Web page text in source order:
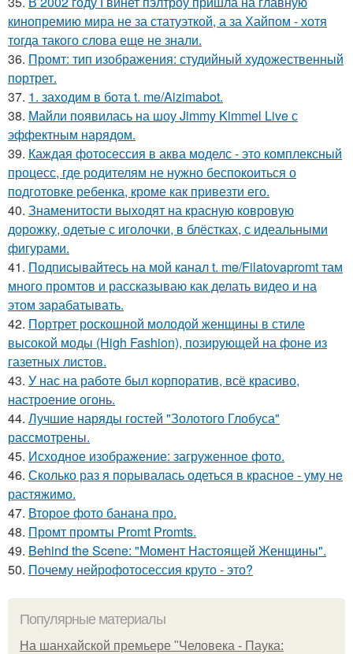
кинопремию мира не за статуэткой, а за Хайпом - хотя
тогда такого слова еще не знали.
36. Промт: тип изображения: студийный художественный
портрет.
37. 1. заходим в бота t. me/Aizimabot.
38. Майли появилась на шоу Jimmy Kimmel Live с
эффектным нарядом.
39. Каждая фотосессия в аква моделс - это комплексный
процесс, где родителям не нужно беспокоиться о
подготовке ребенка, кроме как привезти его.
40. Знаменитости выходят на красную ковровую
дорожку, одетые с иголочки, в блёстках, с идеальными
фигурами.
41. Подписывайтесь на мой канал t. me/Filatovapromt там
много промтов и рассказываю как делать видео и на
этом зарабатывать.
42. Портрет роскошной молодой женщины в стиле
высокой моды (High Fashion), позирующей на фоне из
газетных листов.
43. У нас на работе был корпоратив, всё красиво,
настроение огонь.
44. Лучшие наряды гостей "Золотого Глобуса"
рассмотрены.
45. Исходное изображение: загруженное фото.
46. Сколько раз я порывалась одеться в красное - уму не
растяжимо.
47. Второе фото банана про.
48. Промт промты Promt Promts.
49. Behind the Scene: "Момент Настоящей Женщины".
50. Почему нейрофотосессия круто - это?
Популярные материалы
На шанхайской премьере "Человека - Паука: